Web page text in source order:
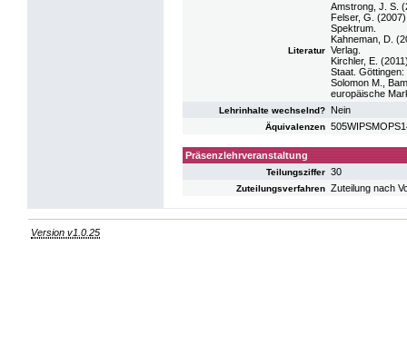
Literatur
Amstrong, J. S.
Felser, G.
Spektrum.
Kahneman, D.
Verlag.
Kirchler, E.
Staat. Göttingen:
Solomon M.,
europäische
Lehrinhalte wechselnd? Nein
Äquivalenzen
Präsenzlehrveranstaltung
Teilungsziffer 30
Zuteilungsverfahren Zuteilung nach
Version v1.0.25